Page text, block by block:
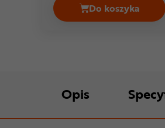
Do koszyka
Baton
Opis